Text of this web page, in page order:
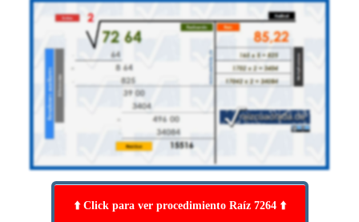
⬆️ Click para ver procedimiento Raíz 7264 ⬆️